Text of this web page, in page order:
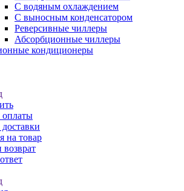
С водяным охлаждением
С выносным конденсатором
Реверсивные чиллеры
Абсорбционные чиллеры
кондиционеры
оплаты
на товар